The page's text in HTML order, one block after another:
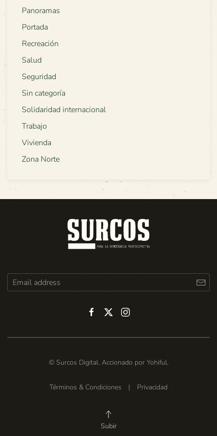
Panoramas
Portada
Recreación
Salud
Seguridad
Sin categoría
Solidaridad internacional
Trabajo
Vivienda
Zona Norte
© Surcos Digital. Accionado por Yohiful.
Términos & Condiciones | Privacidad
Subir